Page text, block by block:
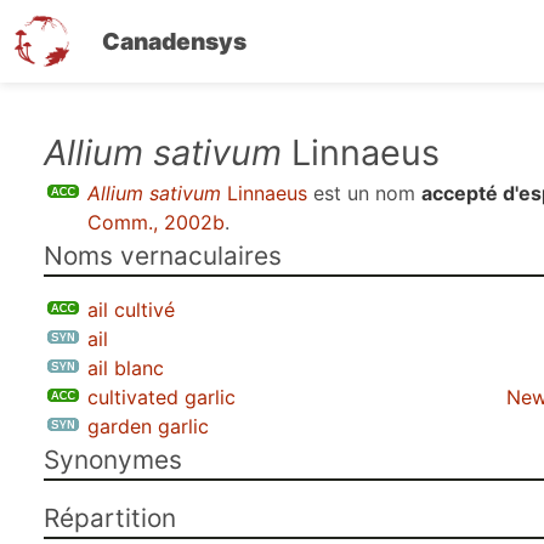
Canadensys
contenu
Allium sativum Linnaeus
Allium sativum Linnaeus est un nom accepté
Comm., 2002b.
Noms vernaculaires
ail cultivé
ail
ail blanc
cultivated garlic
garden garlic
Synonymes
Répartition